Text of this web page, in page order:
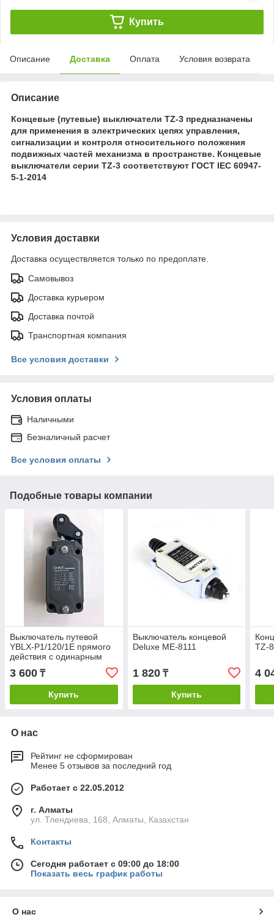
Купить
Описание Доставка Оплата Условия возврата
Описание
Концевые (путевые) выключатели TZ-3 предназначены
для применения в электрических цепях управления,
сигнализации и контроля относительного положения
подвижных частей механизма в пространстве. Концевые
выключатели серии TZ-3 соответствуют ГОСТ IEC 60947-
5-1-2014
Условия доставки
Доставка осуществляется только по предоплате.
Самовывоз
Доставка курьером
Доставка почтой
Транспортная компания
Все условия доставки
Условия оплаты
Наличными
Безналичный расчет
Все условия оплаты
Подобные товары компании
Выключатель путевой
YBLX-P1/120/1E прямого
действия с одинарным
роликом
3 600 ₸
Купить
Выключатель концевой
Deluxe МЕ-8111
1 820₸
Купить
TZ-
4
О нас
Рейтинг не сформирован
Менее 5 отзывов за последний год
Работает с 22.05.2012
г. Алматы
ул. Тлендиева, 168, Алматы, Казахстан
Контакты
Сегодня работает с 09:00 до 18:00
Показать весь график работы
О нас